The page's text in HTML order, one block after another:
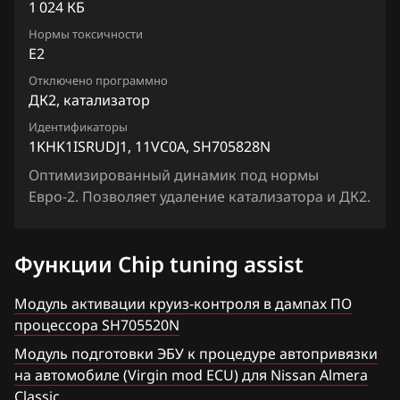
Chrysler
Citroen
Dacia
Daewoo
DAF
Exeed
Extreme moto
FAW
Siemens EMS 3155
Siemens EMS 3160
Siemens SID 301
Juke 1.6 VVTi
Lafesta
Liberty
Maxima
Micra, March
Murano
NV200
Patrol, Safari
Presage
1KHK1ISRUDJ1_11VC3A_SH705828N
1KHK1ISRUDJ1_11VF8A_SH705828N
1KHK1ISRUDJ1_11VN0C_SH705828N
1KHK1ISRUDJ1_11VN2C_SH705828N
1KHK1ISSCDN_13JY4A_SH705828N
2KHKXRDB_11VM1C_SH705927N
3KHKWZD5_13JY1D_SH705927N
3ZREQBD6_1CX811_SH705415N
4CMCY8DJ2_1CY00C_SH705520N
4CMCY8DJ2_1CY01B_SH705520N
1 024 КБ
Нормы токсичности
E2
Отключено программно
ДК2, катализатор
Идентификаторы
1KHK1ISRUDJ1, 11VC0A, SH705828N
Оптимизированный динамик под нормы
Евро-2. Позволяет удаление катализатора и ДК2.
Функции Chip tuning assist
Модуль активации круиз-контроля в дампах ПО
процессора SH705520N
Модуль подготовки ЭБУ к процедуре автопривязки
на автомобиле (Virgin mod ECU) для Nissan Almera